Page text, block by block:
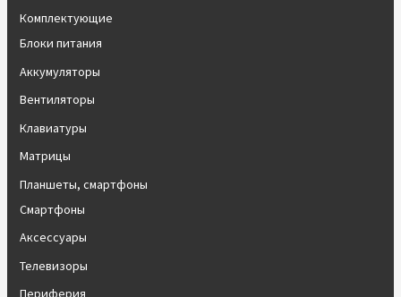
Комплектующие
Блоки питания
Аккумуляторы
Вентиляторы
Клавиатуры
Матрицы
Планшеты, смартфоны
Смартфоны
Аксессуары
Телевизоры